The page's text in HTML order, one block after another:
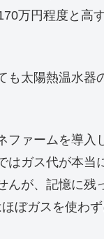
万円程度と高
太陽熱温水器
ァームを導入
ガス代が本当
が、記憶に残
ぼガスを使わず